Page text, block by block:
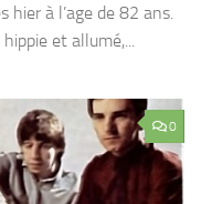
hier à l’age de 82 ans.
et allumé,...
0